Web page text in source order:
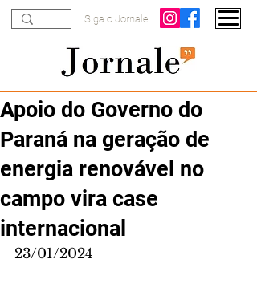
Siga o Jornale
Apoio do Governo do
Paraná na geração de
energia renovável no
campo vira case
internacional
23/01/2024